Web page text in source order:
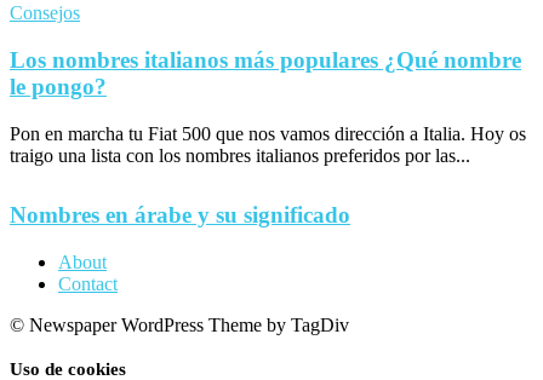
Consejos
Los nombres italianos más populares ¿Qué nombre
le pongo?
Pon en marcha tu Fiat 500 que nos vamos dirección a Italia. Hoy os
traigo una lista con los nombres italianos preferidos por las...
Nombres en árabe y su significado
About
Contact
© Newspaper WordPress Theme by TagDiv
Uso de cookies